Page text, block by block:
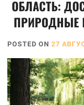
ОБЛАСТЬ:
ПРИРОДНЫЕ
POSTED ON 27